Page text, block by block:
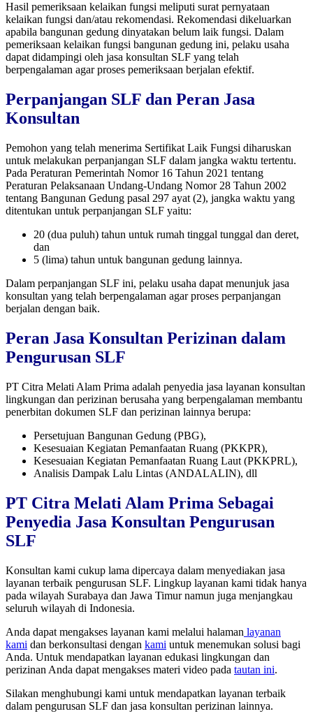
Hasil pemeriksaan kelaikan fungsi meliputi surat pernyataan
kelaikan fungsi dan/atau rekomendasi. Rekomendasi dikeluarkan
apabila bangunan gedung dinyatakan belum laik fungsi. Dalam
pemeriksaan kelaikan fungsi bangunan gedung ini, pelaku usaha
dapat didampingi oleh jasa konsultan SLF yang telah
berpengalaman agar proses pemeriksaan berjalan efektif.
Perpanjangan SLF dan Peran Jasa
Konsultan
Pemohon yang telah menerima Sertifikat Laik Fungsi diharuskan
untuk melakukan perpanjangan SLF dalam jangka waktu tertentu.
Pada Peraturan Pemerintah Nomor 16 Tahun 2021 tentang
Peraturan Pelaksanaan Undang-Undang Nomor 28 Tahun 2002
tentang Bangunan Gedung pasal 297 ayat (2), jangka waktu yang
ditentukan untuk perpanjangan SLF yaitu:
20 (dua puluh) tahun untuk rumah tinggal tunggal dan deret,
dan
5 (lima) tahun untuk bangunan gedung lainnya.
Dalam perpanjangan SLF ini, pelaku usaha dapat menunjuk jasa
konsultan yang telah berpengalaman agar proses perpanjangan
berjalan dengan baik.
Peran Jasa Konsultan Perizinan dalam
Pengurusan SLF
PT Citra Melati Alam Prima adalah penyedia jasa layanan konsultan
lingkungan dan perizinan berusaha yang berpengalaman membantu
penerbitan dokumen SLF dan perizinan lainnya berupa:
Persetujuan Bangunan Gedung (PBG),
Kesesuaian Kegiatan Pemanfaatan Ruang (PKKPR),
Kesesuaian Kegiatan Pemanfaatan Ruang Laut (PKKPRL),
Analisis Dampak Lalu Lintas (ANDALALIN), dll
PT Citra Melati Alam Prima Sebagai
Penyedia Jasa Konsultan Pengurusan
SLF
Konsultan kami cukup lama dipercaya dalam menyediakan jasa
layanan terbaik pengurusan SLF. Lingkup layanan kami tidak hanya
pada wilayah Surabaya dan Jawa Timur namun juga menjangkau
seluruh wilayah di Indonesia.
Anda dapat mengakses layanan kami melalui halaman layanan
kami dan berkonsultasi dengan kami untuk menemukan solusi bagi
Anda. Untuk mendapatkan layanan edukasi lingkungan dan
perizinan Anda dapat mengakses materi video pada tautan ini.
Silakan menghubungi kami untuk mendapatkan layanan terbaik
dalam pengurusan SLF dan jasa konsultan perizinan lainnya.